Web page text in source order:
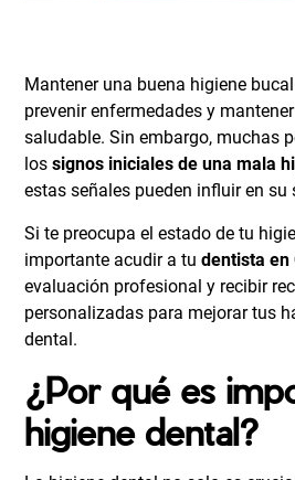
Mantener una buena higiene
prevenir enfermedades y
saludable. Sin embargo, muchas
lossignos iniciales de una mala
estas señales pueden influir en su
Si te preocupa el estado de tu
importante acudir a tudentista en
evaluación profesional y recibir
personalizadas para mejorar tus
dental.
¿Por qué es
higiene dental?